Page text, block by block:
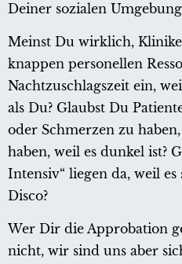
Deiner sozialen
Meinst Du wirklich,
knappen personellen
Nachtzuschlagszeit ein,
als Du? Glaubst Du
oder Schmerzen zu
haben, weil es dunkel ist?
Intensiv“ liegen da, weil
Disco?
Wer Dir die Approbation
nicht, wir sind uns aber